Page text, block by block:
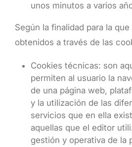
unos minutos a varios
Según la finalidad para la
obtenidos a través de las
Cookies técnicas: son
permiten al usuario la
de una página web,
y la utilización de las
servicios que en ella
aquellas que el editor
gestión y operativa de la